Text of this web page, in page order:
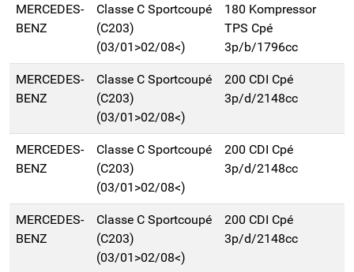
MERCEDES-
BENZ
Classe C Sportcoupé
(C203)
(03/01>02/08<)
180 Kompressor
TPS Cpé
3p/b/1796cc
MERCEDES-
BENZ
Classe C Sportcoupé
(C203)
(03/01>02/08<)
200 CDI Cpé
3p/d/2148cc
MERCEDES-
BENZ
Classe C Sportcoupé
(C203)
(03/01>02/08<)
200 CDI Cpé
3p/d/2148cc
MERCEDES-
BENZ
Classe C Sportcoupé
(C203)
(03/01>02/08<)
200 CDI Cpé
3p/d/2148cc